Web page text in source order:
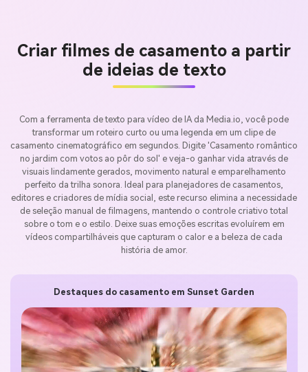
Criar filmes de casamento a partir
de ideias de texto
Com a ferramenta de texto para vídeo de IA da Media.io, você pode
transformar um roteiro curto ou uma legenda em um clipe de
casamento cinematográfico em segundos. Digite 'Casamento romântico
no jardim com votos ao pôr do sol' e veja-o ganhar vida através de
visuais lindamente gerados, movimento natural e emparelhamento
perfeito da trilha sonora. Ideal para planejadores de casamentos,
editores e criadores de mídia social, este recurso elimina a necessidade
de seleção manual de filmagens, mantendo o controle criativo total
sobre o tom e o estilo. Deixe suas emoções escritas evoluírem em
vídeos compartilháveis que capturam o calor e a beleza de cada
história de amor.
Destaques do casamento em Sunset Garden